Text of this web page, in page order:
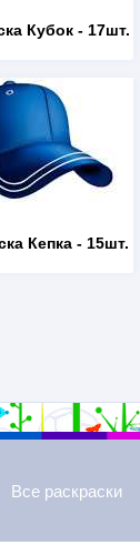
Кубок- 17шт.
Кепка- 15шт.
Все раскраски